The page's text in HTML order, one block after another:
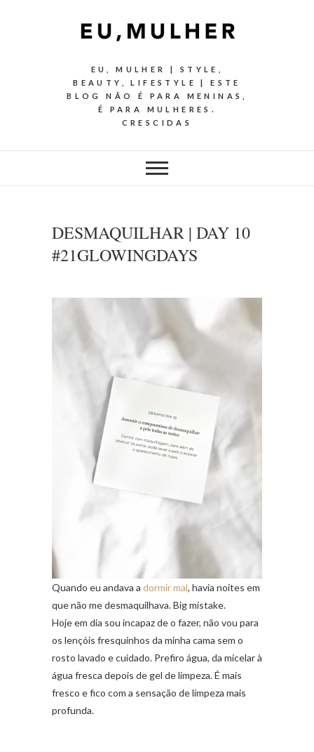
EU, MULHER | STYLE,
BEAUTY, LIFESTYLE | ESTE
BLOG NÃO É PARA MENINAS,
É PARA MULHERES.
CRESCIDAS
DESMAQUILHAR | DAY 10
#21GLOWINGDAYS
Quando eu andava a dormir mal, havia noites em
que não me desmaquilhava. Big mistake.
Hoje em dia sou incapaz de o fazer, não vou para
os lençóis fresquinhos da minha cama sem o
rosto lavado e cuidado. Prefiro água, da micelar à
água fresca depois de gel de limpeza. É mais
fresco e fico com a sensação de limpeza mais
profunda.